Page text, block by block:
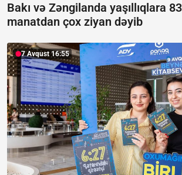
Bakı və Zəngilanda yaşıllıqlara
manatdan çox ziyan dəyib
7 Avqust 16:55